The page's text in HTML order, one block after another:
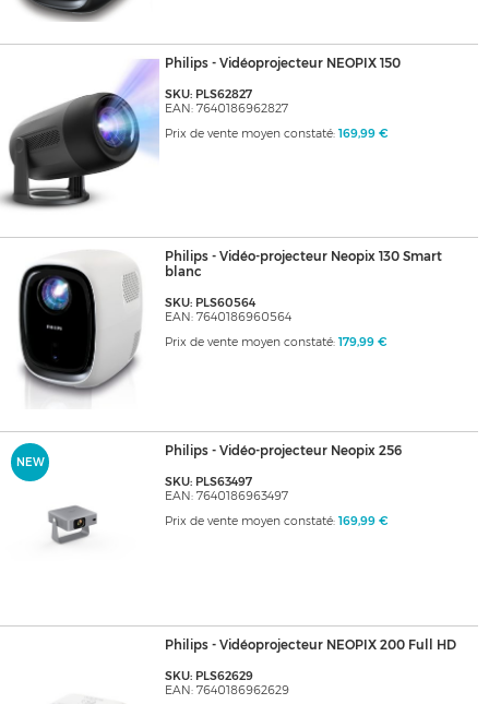
Philips - Vidéoprojecteur NEOPIX 150
SKU: PLS62827
EAN: 7640186962827
Prix de vente moyen constaté: 169,99 €
Philips - Vidéo-projecteur Neopix 130 Smart
blanc
SKU: PLS60564
EAN: 7640186960564
Prix de vente moyen constaté: 179,99 €
NEW
Philips - Vidéo-projecteur Neopix 256
SKU: PLS63497
EAN: 7640186963497
Prix de vente moyen constaté: 169,99 €
Philips - Vidéoprojecteur NEOPIX 200 Full HD
SKU: PLS62629
EAN: 7640186962629